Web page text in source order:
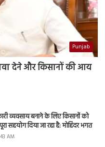
Punjab
देने और किसानों की आय
व्यवसाय बनाने के लिए किसानों को
सहयोग दिया जा रहा है: मोहिंदर भगत
AM